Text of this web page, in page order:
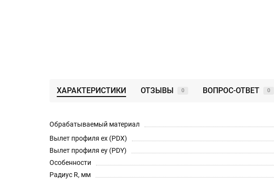
ХАРАКТЕРИСТИКИ ОТЗЫВЫ 0 ВОПРОС-ОТВЕТ 0
Обрабатываемый материал
Вылет профиля ex (PDX)
Вылет профиля ey (PDY)
Особенности
Радиус R, мм